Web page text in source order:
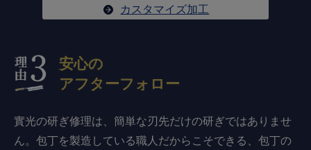
カスタマイズ加工
安心の
アフターフォロー
實光の研ぎ修理は、簡単な刃先だけの研ぎではありませ
ん。包丁を製造している職人だからこそできる、包丁の